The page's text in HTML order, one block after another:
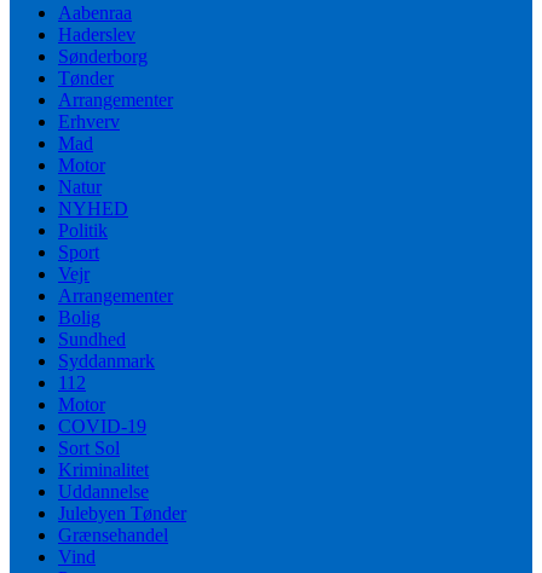
Aabenraa
Haderslev
Sønderborg
Tønder
Arrangementer
Erhverv
Mad
Motor
Natur
NYHED
Politik
Sport
Vejr
Arrangementer
Bolig
Sundhed
Syddanmark
112
Motor
COVID-19
Sort Sol
Kriminalitet
Uddannelse
Julebyen Tønder
Grænsehandel
Vind